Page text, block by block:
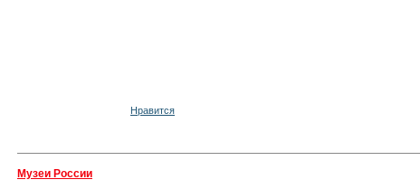
Нравится
Музеи России